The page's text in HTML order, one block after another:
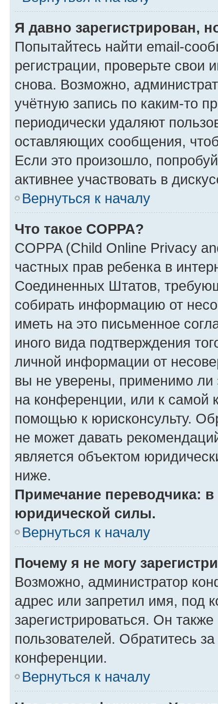
Я давно зарегистрирован,
Попытайтесь найти email-
регистрации, проверьте свои
снова. Возможно,
учётную запись по каким-то
периодически удаляют
оставляющих сообщения,
Если это произошло,
активнее участвовать в
Вернуться к началу
Что такое COPPA?
COPPA (Child Online Privacy
частных прав ребенка в
Соединенных Штатов,
собирать информацию от
иметь на это письменное
иного вида подтверждения
личной информации от
вы не уверены, применимо ли
на конференции, или к самой
помощью к юрисконсульту.
не может давать
является объектом
ниже.
Примечание переводчика:
юридической силы.
Вернуться к началу
Почему я не могу
Возможно, администратор
адрес или запретил имя, под
зарегистрироваться. Он
пользователей. Обратитесь
конференции.
Вернуться к началу